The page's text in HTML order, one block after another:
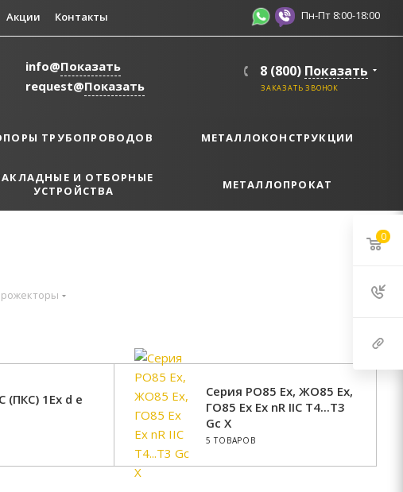
Акции Контакты Пн-Пт 8:00-18:00
info@Показать
request@Показать
8 (800) Показать
ЗАКАЗАТЬ ЗВОНОК
ТРУБОПРОВОДОВ МЕТАЛЛОКОНСТРУКЦИИ
И ОТБОРНЫЕ
УСТРОЙСТВА
МЕТАЛЛОПРОКАТ
(ПКС) 1Ех d е
Серия РО85 Ех, ЖО85 Ех,
ГО85 Ех Ех nR IIC Т4...Т3
Gc X
5 ТОВАРОВ
0